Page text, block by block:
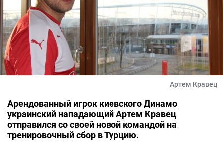
Артем Кравец
Арендованный игрок киевского Динамо
украинский нападающий Артем Кравец
отправился со своей новой командой на
тренировочный сбор в Турцию.